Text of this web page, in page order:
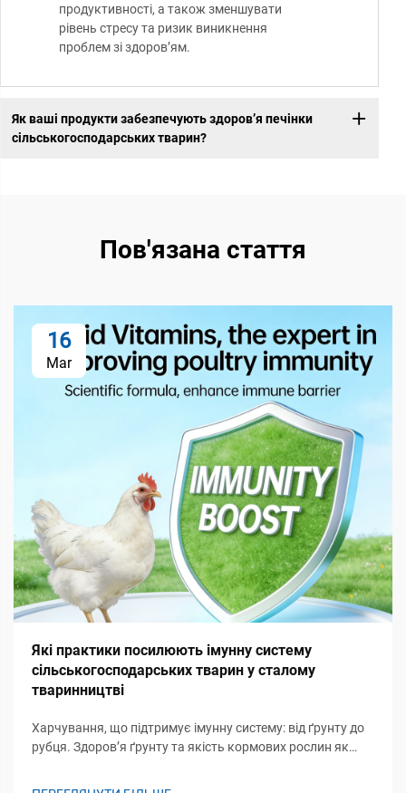
продуктивності, а також зменшувати
рівень стресу та ризик виникнення
проблем зі здоров’ям.
Як ваші продукти забезпечують здоров’я печінки
сільськогосподарських тварин?
Пов'язана стаття
16
Mar
Які практики посилюють імунну систему
сільськогосподарських тварин у сталому
тваринництві
Харчування, що підтримує імунну систему: від ґрунту до
рубця. Здоров’я ґрунту та якість кормових рослин як